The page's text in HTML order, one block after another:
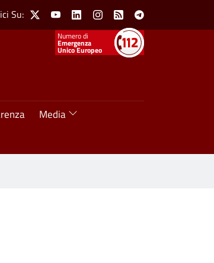
Menu
Su: X YoutubeLinkedinInstagram
Feed Telegram
Numeri utili
Emergenza
Unico Europeo
Media